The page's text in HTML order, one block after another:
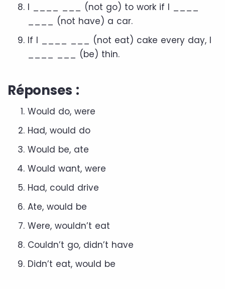
I ____ ___ (not go) to work if I ____
____ (not have) a car.
If I ____ ___ (not eat) cake every day, I
____ ___ (be) thin.
Réponses :
Would do, were
Had, would do
Would be, ate
Would want, were
Had, could drive
Ate, would be
Were, wouldn’t eat
Couldn’t go, didn’t have
Didn’t eat, would be